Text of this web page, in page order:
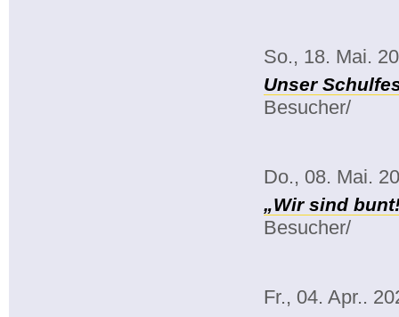
So., 18. Mai.
Unser
Besucher/
Do., 08. Mai.
„Wir sind
Besucher/
Fr., 04. Apr..